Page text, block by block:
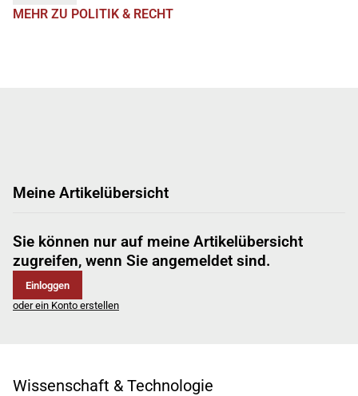
MEHR ZU POLITIK & RECHT
Meine Artikelübersicht
Sie können nur auf meine Artikelübersicht
zugreifen, wenn Sie angemeldet sind.
Einloggen
oder ein Konto erstellen
Wissenschaft & Technologie